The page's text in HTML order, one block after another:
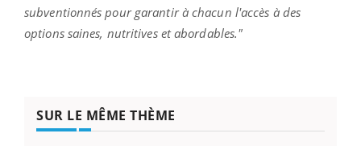
subventionnés pour garantir à chacun l'accès à des
options saines, nutritives et abordables."
SUR LE MÊME THÈME